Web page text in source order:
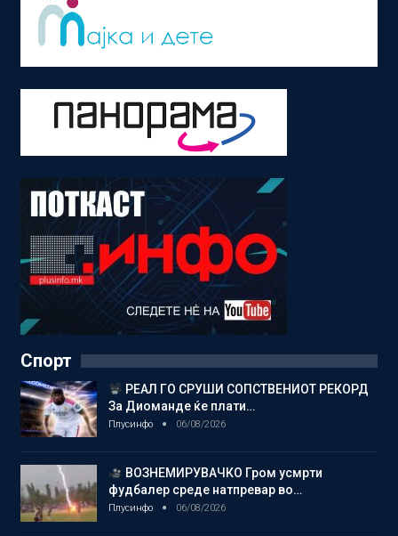
Спорт
РЕАЛ ГО СРУШИ СОПСТВЕНИОТ РЕКОРД
За Диоманде ќе плати…
Плусинфо 06/08/2026
ВОЗНЕМИРУВАЧКО Гром усмрти
фудбалер среде натпревар во…
Плусинфо 06/08/2026